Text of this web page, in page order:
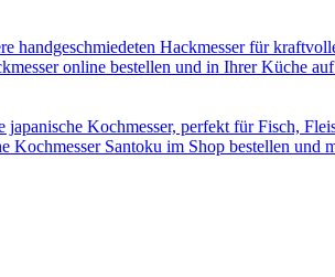
handgeschmiedeten Hackmesser für
online bestellen und in Ihrer Küche
japanische Kochmesser, perfekt für Fisch,
Kochmesser Santoku im Shop bestellen und